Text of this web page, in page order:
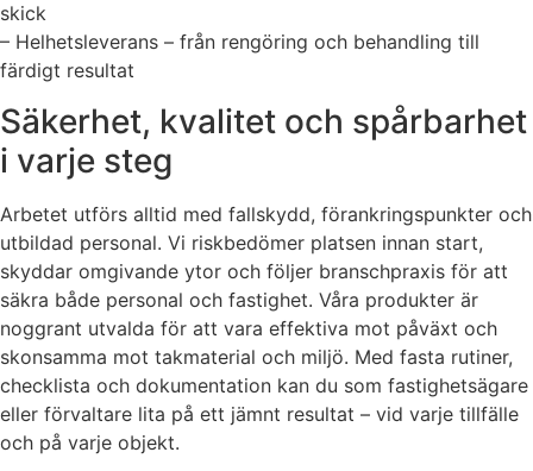
skick
– Helhetsleverans – från rengöring och behandling till
färdigt resultat
Säkerhet, kvalitet och spårbarhet
i varje steg
Arbetet utförs alltid med fallskydd, förankringspunkter och
utbildad personal. Vi riskbedömer platsen innan start,
skyddar omgivande ytor och följer branschpraxis för att
säkra både personal och fastighet. Våra produkter är
noggrant utvalda för att vara effektiva mot påväxt och
skonsamma mot takmaterial och miljö. Med fasta rutiner,
checklista och dokumentation kan du som fastighetsägare
eller förvaltare lita på ett jämnt resultat – vid varje tillfälle
och på varje objekt.